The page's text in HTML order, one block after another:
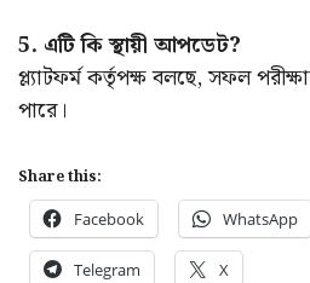
5. এটি কি স্থায়ী আপডেট?
প্ল্যাটফর্ম কর্তৃপক্ষ বলছে, সফল
পারে।
Share this:
Facebook WhatsApp
Telegram X